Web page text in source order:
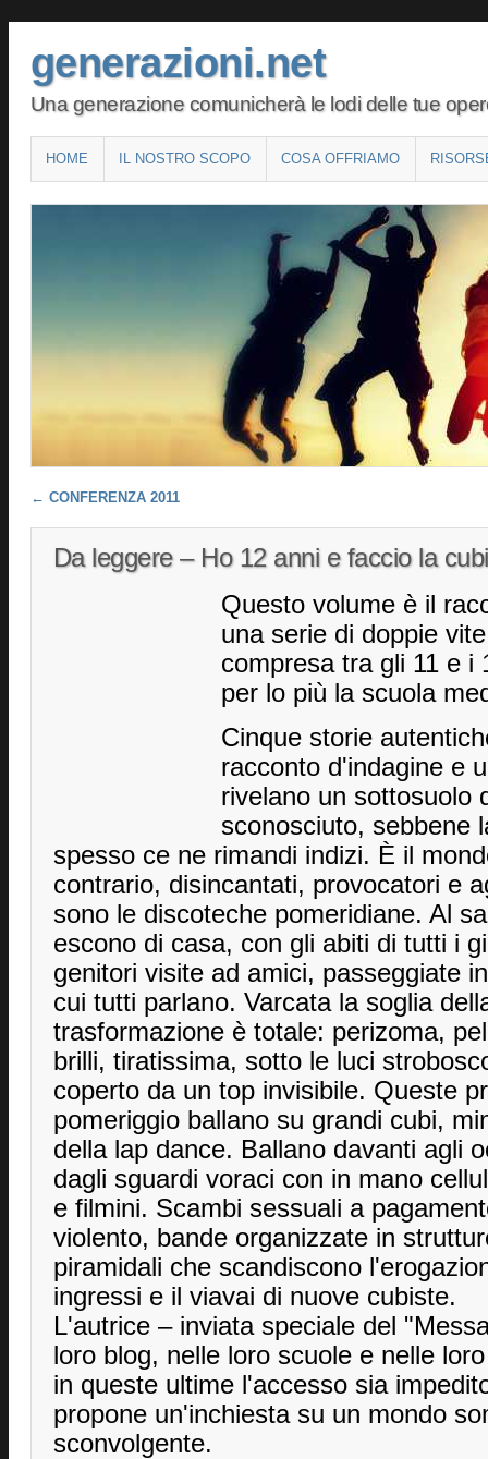
generazioni.net
Una generazione comunicherà le lodi delle tue
Main menu
SKIP
TO
HOME IL NOSTRO SCOPO COSA OFFRIAMO
Post navigation
← CONFERENZA 2011
Da leggere – Ho 12 anni e faccio la
Questo volume è il
una serie di doppie
compresa tra gli 11 e i
per lo più la scuola
Cinque storie
racconto d'indagine e
rivelano un sottosuolo
sconosciuto, sebbene
spesso ce ne rimandi indizi. È il
contrario, disincantati, provocatori e
sono le discoteche pomeridiane. Al
escono di casa, con gli abiti di tutti i
genitori visite ad amici, passeggiate
cui tutti parlano. Varcata la soglia
trasformazione è totale: perizoma,
brilli, tiratissima, sotto le luci
coperto da un top invisibile. Queste
pomeriggio ballano su grandi cubi,
della lap dance. Ballano davanti agli
dagli sguardi voraci con in mano
e filmini. Scambi sessuali a
violento, bande organizzate in
piramidali che scandiscono
ingressi e il viavai di nuove cubiste.
L'autrice – inviata speciale del
loro blog, nelle loro scuole e nelle
in queste ultime l'accesso sia
propone un'inchiesta su un mondo
sconvolgente.